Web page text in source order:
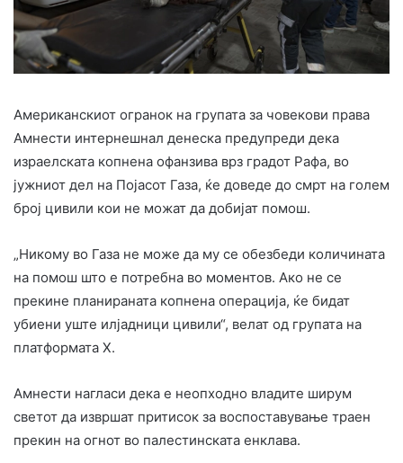
Американскиот огранок на групата за човекови права
Амнести интернешнал денеска предупреди дека
израелската копнена офанзива врз градот Рафа, во
јужниот дел на Појасот Газа, ќе доведе до смрт на голем
број цивили кои не можат да добијат помош.
„Никому во Газа не може да му се обезбеди количината
на помош што е потребна во моментов. Ако не се
прекине планираната копнена операција, ќе бидат
убиени уште илјадници цивили“, велат од групата на
платформата X.
Амнести нагласи дека е неопходно владите ширум
светот да извршат притисок за воспоставување траен
прекин на огнот во палестинската енклава.